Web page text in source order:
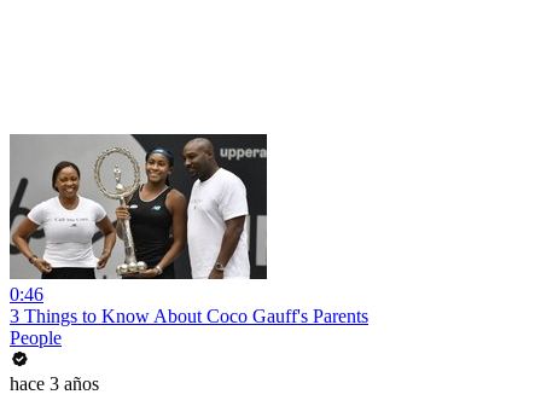
0:46
3 Things to Know About Coco Gauff's Parents
People
hace 3 años